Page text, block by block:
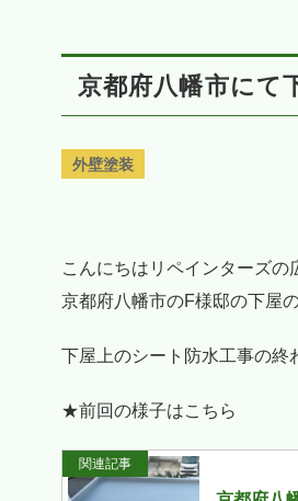
京都府八幡市にて
外壁塗装
こんにちはリペインターズの
京都府八幡市のF様邸の下屋
下屋上のシート防水工事の終
★前回の様子はこちら
関連記事